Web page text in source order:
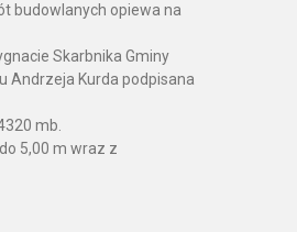
budowlanych opiewa na
Skarbnika Gminy
Andrzeja Kurda podpisana
mb.
5,00 m wraz z